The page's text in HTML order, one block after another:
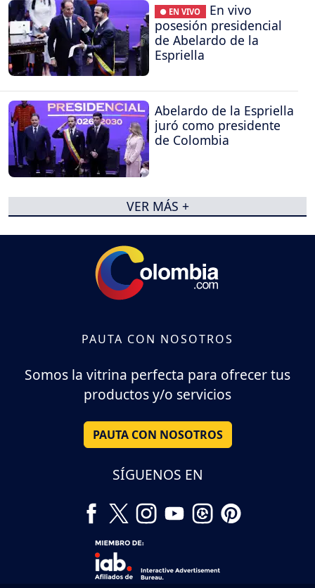
● EN VIVO
En vivo
posesión presidencial
de Abelardo de la
Espriella
Abelardo de la Espriella
juró como presidente
de Colombia
VER MÁS +
PAUTA CON NOSOTROS
Somos la vitrina perfecta para ofrecer tus
productos y/o servicios
PAUTA CON NOSOTROS
SÍGUENOS EN